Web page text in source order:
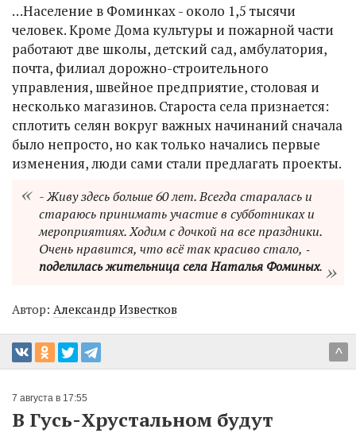
…Население в Фоминках - около 1,5 тысячи
человек. Кроме Дома культуры и пожарной части
работают две школы, детский сад, амбулатория,
почта, филиал дорожно-строительного
управления, швейное предприятие, столовая и
несколько магазинов. Староста села признается:
сплотить селян вокруг важных начинаний сначала
было непросто, но как только начались первые
изменения, люди сами стали предлагать проекты.
- Живу здесь больше 60 лет. Всегда старалась и
стараюсь принимать участие в субботниках и
мероприятиях. Ходим с дочкой на все праздники.
Очень нравится, что всё так красиво стало, ‑
поделилась жительница села Наталья Фоминых.
Автор: Александр Известков
^
7 августа в 17:55
В Гусь-Хрустальном будут